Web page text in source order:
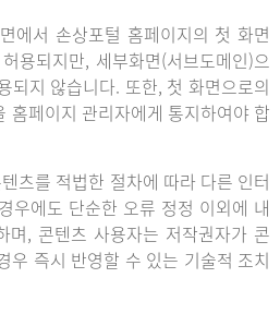
에서 손상포털 홈페이지의 첫 화면
용되지만, 세부화면(서브도메인)으
되지 않습니다. 또한, 첫 화면으로의
홈페이지 관리자에게 통지하여야 합
츠를 적법한 절차에 따라 다른 인터
우에도 단순한 오류 정정 이외에 내
며, 콘텐츠 사용자는 저작권자가 콘
우 즉시 반영할 수 있는 기술적 조치